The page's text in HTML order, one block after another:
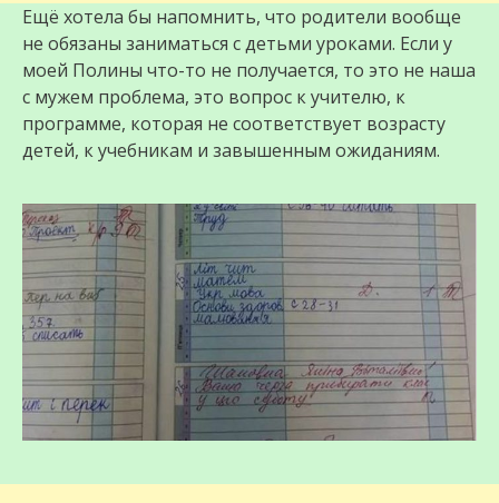
Ещё хотела бы напомнить, что родители вообще
не обязаны заниматься с детьми уроками. Если у
моей Полины что-то не получается, то это не наша
с мужем проблема, это вопрос к учителю, к
программе, которая не соответствует возрасту
детей, к учебникам и завышенным ожиданиям.